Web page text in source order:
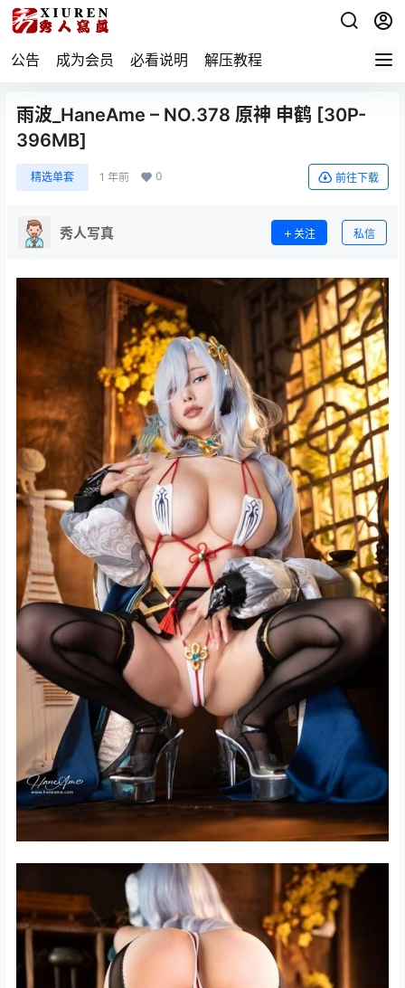
公告 成为会员 必看说明 解压教程
雨波_HaneAme – NO.378 原神 申鹤 [30P-
396MB]
精选单套 1 年前 0 前往下载
秀人写真 关注 私信